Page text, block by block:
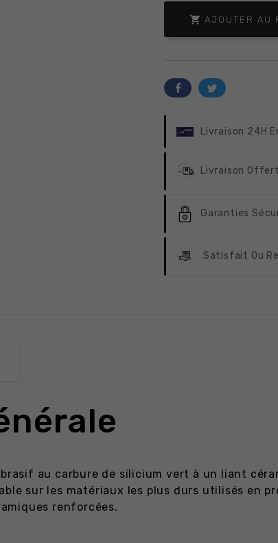
 AJOUTER AU
Livraison 24H
Livraison
Garanties
Satisfait Ou
au carbure de silicium vert à un liant
sur les matériaux les plus durs utilisés en
renforcées.